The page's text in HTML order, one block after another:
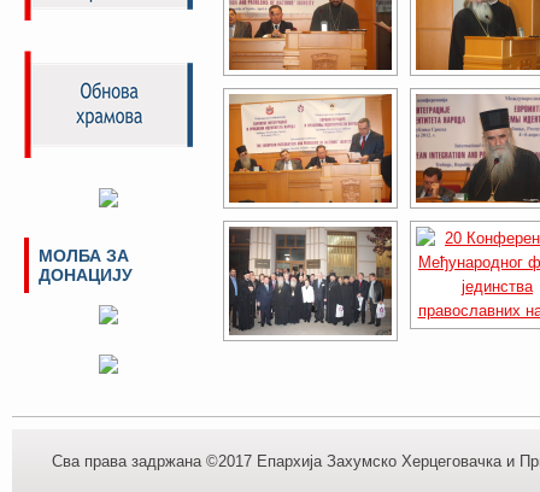
МОЛБА ЗА
ДОНАЦИЈУ
Сва права задржана ©2017 Епархија Захумско Херцеговачка и